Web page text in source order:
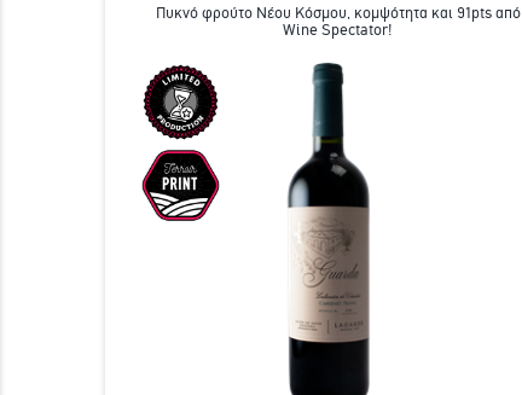
Πυκνό φρούτο Νέου Κόσμου, κομψότητα και 91pts από
Wine Spectator!